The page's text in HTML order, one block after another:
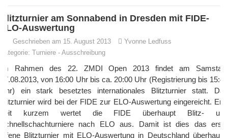
Blitzturnier am Sonnabend in Dresden mit FIDE-
ELO-Auswertung
Geschrieben am 15. August 2013
Yvonne Ledfuss
Kategorie: Turniere - Ausschreibung
Im Rahmen des 22. ZMDI Open 2013 findet am Samstag,
17.08.2013, von 16:00 Uhr bis ca. 20:00 Uhr (Registrierung bis 15:45
Uhr) ein stark besetztes internationales Blitzturnier statt. Das
Blitzturnier wird bei der FIDE zur ELO-Auswertung eingereicht. Erst
seit kurzem wertet die FIDE überhaupt Blitz- und
Schnellschachturniere nach ELO aus. Damit ist dies das erste
offene Blitzturnier mit ELO-Auswertung in Deutschland überhaupt.